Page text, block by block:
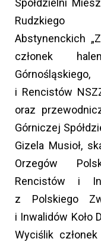
Rudzkiego
Abstynenckich
członek
i Rencistów
oraz
Górniczej
Gizela Musioł,
Orzegów
Rencistów i
z Polskiego
i Inwalidów Koło
Wyciślik